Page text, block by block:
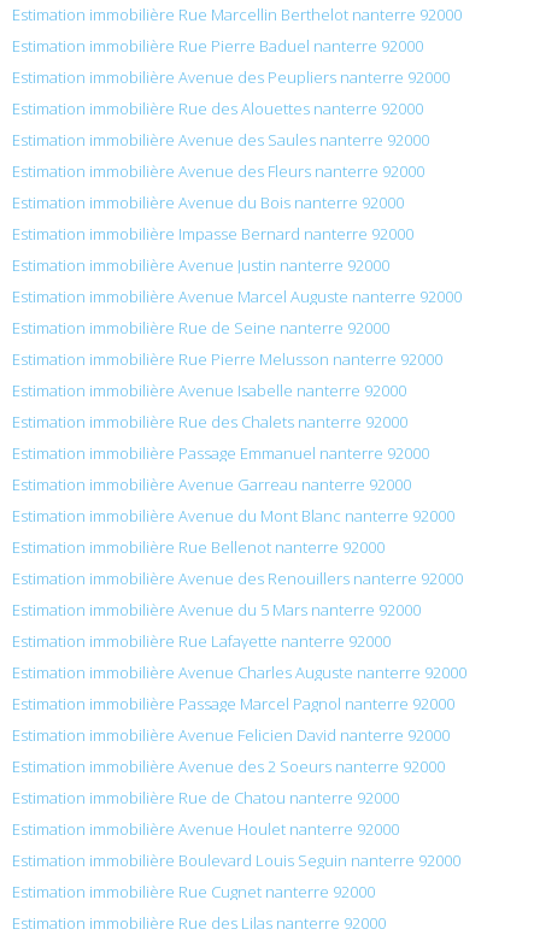
Estimation immobilière Rue Marcellin Berthelot nanterre 92000
Estimation immobilière Rue Pierre Baduel nanterre 92000
Estimation immobilière Avenue des Peupliers nanterre 92000
Estimation immobilière Rue des Alouettes nanterre 92000
Estimation immobilière Avenue des Saules nanterre 92000
Estimation immobilière Avenue des Fleurs nanterre 92000
Estimation immobilière Avenue du Bois nanterre 92000
Estimation immobilière Impasse Bernard nanterre 92000
Estimation immobilière Avenue Justin nanterre 92000
Estimation immobilière Avenue Marcel Auguste nanterre 92000
Estimation immobilière Rue de Seine nanterre 92000
Estimation immobilière Rue Pierre Melusson nanterre 92000
Estimation immobilière Avenue Isabelle nanterre 92000
Estimation immobilière Rue des Chalets nanterre 92000
Estimation immobilière Passage Emmanuel nanterre 92000
Estimation immobilière Avenue Garreau nanterre 92000
Estimation immobilière Avenue du Mont Blanc nanterre 92000
Estimation immobilière Rue Bellenot nanterre 92000
Estimation immobilière Avenue des Renouillers nanterre 92000
Estimation immobilière Avenue du 5 Mars nanterre 92000
Estimation immobilière Rue Lafayette nanterre 92000
Estimation immobilière Avenue Charles Auguste nanterre 92000
Estimation immobilière Passage Marcel Pagnol nanterre 92000
Estimation immobilière Avenue Felicien David nanterre 92000
Estimation immobilière Avenue des 2 Soeurs nanterre 92000
Estimation immobilière Rue de Chatou nanterre 92000
Estimation immobilière Avenue Houlet nanterre 92000
Estimation immobilière Boulevard Louis Seguin nanterre 92000
Estimation immobilière Rue Cugnet nanterre 92000
Estimation immobilière Rue des Lilas nanterre 92000